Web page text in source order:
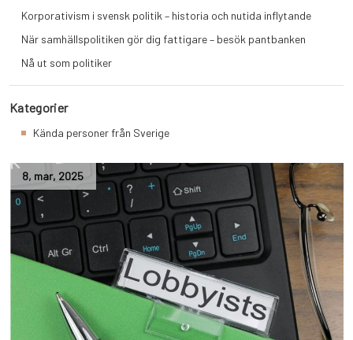
8, mar, 2025
Korporativism i svensk politik – historia och nutida inflytande
När samhällspolitiken gör dig fattigare – besök pantbanken
Nå ut som politiker
Kategorier
Kända personer från Sverige